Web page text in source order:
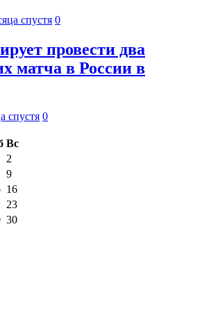
спустя 0
провести два
матча в России в
спустя 0
Вс
2
9
16
23
30